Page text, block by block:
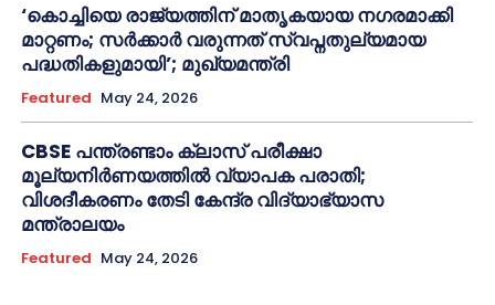
‘കൊച്ചിയെ രാജ്യത്തിന് മാതൃകയായ നഗരമാക്കി
മാറ്റണം; സർക്കാർ വരുന്നത് സ്വപ്നതുല്യമായ
പദ്ധതികളുമായി’; മുഖ്യമന്ത്രി
Featured May 24, 2026
CBSE പന്ത്രണ്ടാം ക്ലാസ് പരീക്ഷാ
മൂല്യനിർണയത്തിൽ വ്യാപക പരാതി;
വിശദീകരണം തേടി കേന്ദ്ര വിദ്യാഭ്യാസ
മന്ത്രാലയം
Featured May 24, 2026